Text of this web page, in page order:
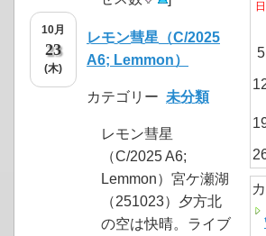
10月
23
(木)
レモン彗星（C/2025
A6; Lemmon）
カテゴリー 未分類
レモン彗星
（C/2025 A6;
Lemmon）宮ケ瀬湖
（251023）夕方北
の空は快晴。ライブ
日
5